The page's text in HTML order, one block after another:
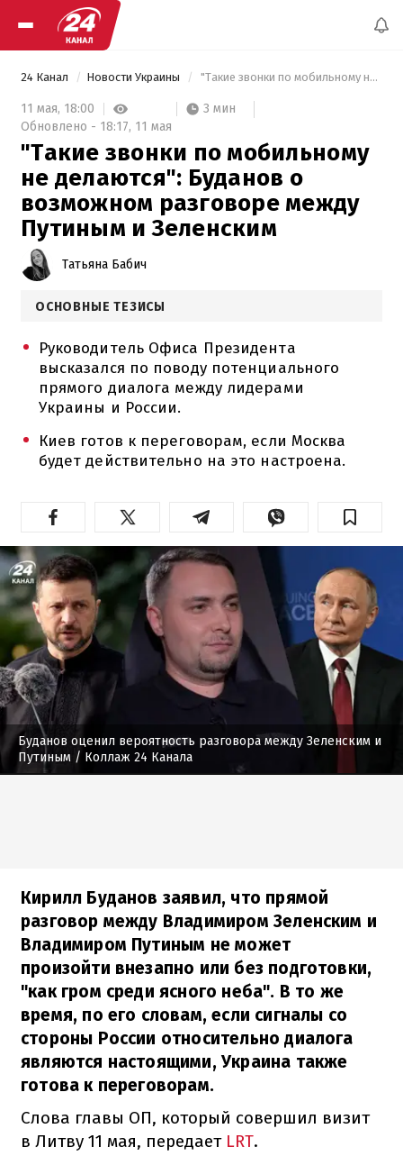
24 Канал Новости Украины "Такие звонки по мобильному не делаются": Буданов о возможном разговоре между Путиным и Зеленским
11 мая, 18:00
3 мин
Обновлено - 18:17, 11 мая
"Такие звонки по мобильному
не делаются": Буданов о
возможном разговоре между
Путиным и Зеленским
Татьяна Бабич
ОСНОВНЫЕ ТЕЗИСЫ
Руководитель Офиса Президента
высказался по поводу потенциального
прямого диалога между лидерами
Украины и России.
Киев готов к переговорам, если Москва
будет действительно на это настроена.
Буданов оценил вероятность разговора между Зеленским и
Путиным / Коллаж 24 Канала
Кирилл Буданов заявил, что прямой
разговор между Владимиром Зеленским и
Владимиром Путиным не может
произойти внезапно или без подготовки,
"как гром среди ясного неба". В то же
время, по его словам, если сигналы со
стороны России относительно диалога
являются настоящими, Украина также
готова к переговорам.
Слова главы ОП, который совершил визит
в Литву 11 мая, передает LRT.